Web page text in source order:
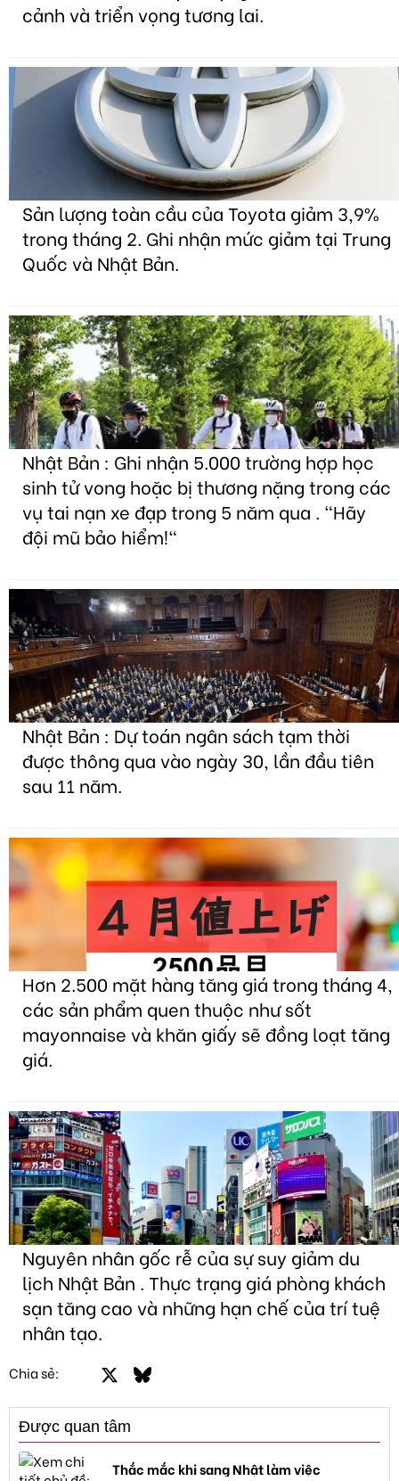
cảnh và triển vọng tương lai.
Sản lượng toàn cầu của Toyota giảm 3,9%
trong tháng 2. Ghi nhận mức giảm tại Trung
Quốc và Nhật Bản.
Nhật Bản : Ghi nhận 5.000 trường hợp học
sinh tử vong hoặc bị thương nặng trong các
vụ tai nạn xe đạp trong 5 năm qua . "Hãy
đội mũ bảo hiểm!"
Nhật Bản : Dự toán ngân sách tạm thời
được thông qua vào ngày 30, lần đầu tiên
sau 11 năm.
Hơn 2.500 mặt hàng tăng giá trong tháng 4,
các sản phẩm quen thuộc như sốt
mayonnaise và khăn giấy sẽ đồng loạt tăng
giá.
Nguyên nhân gốc rễ của sự suy giảm du
lịch Nhật Bản . Thực trạng giá phòng khách
sạn tăng cao và những hạn chế của trí tuệ
nhân tạo.
Chia sẻ: FacebookBluesky
Được quan tâm
Thắc mắc khi sang Nhật làm việc